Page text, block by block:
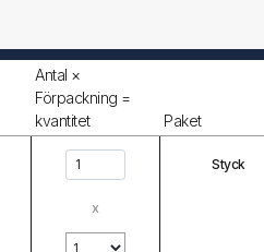
Antal ×
Förpackning =
kvantitet
Paket
x
Styck